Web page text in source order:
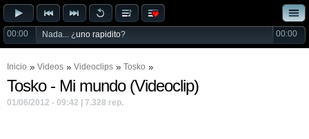
00:00 Nada... ¿uno rapidito? 00:00
Inicio Videos Videoclips Tosko
Tosko - Mi mundo (Videoclip)
01/06/2012 - 09:42 | 7.328 rep.